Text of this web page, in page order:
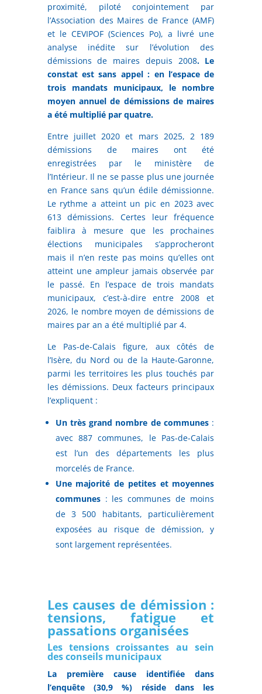
proximité, piloté conjointement par
l’Association des Maires de France (AMF)
et le CEVIPOF (Sciences Po), a livré une
analyse inédite sur l’évolution des
démissions de maires depuis 2008. Le
constat est sans appel : en l’espace de
trois mandats municipaux, le nombre
moyen annuel de démissions de maires
a été multiplié par quatre.
Entre juillet 2020 et mars 2025, 2 189
démissions de maires ont été
enregistrées par le ministère de
l’Intérieur. Il ne se passe plus une journée
en France sans qu’un édile démissionne.
Le rythme a atteint un pic en 2023 avec
613 démissions. Certes leur fréquence
faiblira à mesure que les prochaines
élections municipales s’approcheront
mais il n’en reste pas moins qu’elles ont
atteint une ampleur jamais observée par
le passé. En l’espace de trois mandats
municipaux, c’est-à-dire entre 2008 et
2026, le nombre moyen de démissions de
maires par an a été multiplié par 4.
Le Pas-de-Calais figure, aux côtés de
l’Isère, du Nord ou de la Haute-Garonne,
parmi les territoires les plus touchés par
les démissions. Deux facteurs principaux
l’expliquent :
Un très grand nombre de communes :
avec 887 communes, le Pas-de-Calais
est l’un des départements les plus
morcelés de France.
Une majorité de petites et moyennes
communes: les communes de moins
de 3 500 habitants, particulièrement
exposées au risque de démission, y
sont largement représentées.
Les causes de démission :
tensions, fatigue et
passations organisées
Les tensions croissantes au sein
des conseils municipaux
La première cause identifiée dans
l’enquête (30,9 %) réside dans les